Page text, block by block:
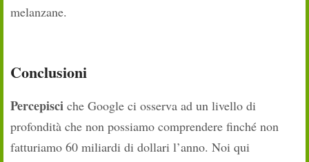
melanzane.
Conclusioni
Percepisci che Google ci osserva ad un livello di
profondità che non possiamo comprendere finché non
fatturiamo 60 miliardi di dollari l’anno. Noi qui